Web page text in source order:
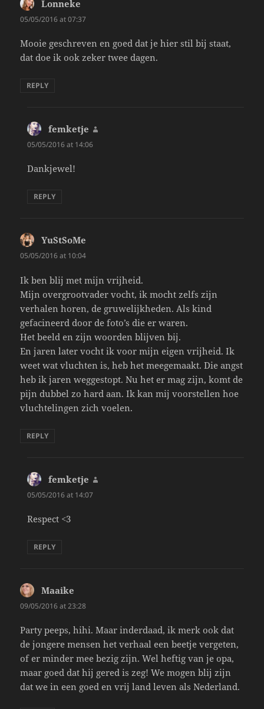
Lonneke
05/05/2016 at 07:37
Mooie geschreven en goed dat je hier stil bij staat,
dat doe ik ook zeker twee dagen.
REPLY
femketje
05/05/2016 at 14:06
Dankjewel!
REPLY
YuStSoMe
05/05/2016 at 10:04
Ik ben blij met mijn vrijheid.
Mijn overgrootvader vocht, ik mocht zelfs zijn
verhalen horen, de gruwelijkheden. Als kind
gefacineerd door de foto’s die er waren.
Het beeld en zijn woorden blijven bij.
En jaren later vocht ik voor mijn eigen vrijheid. Ik
weet wat vluchten is, heb het meegemaakt. Die angst
heb ik jaren weggestopt. Nu het er mag zijn, komt de
pijn dubbel zo hard aan. Ik kan mij voorstellen hoe
vluchtelingen zich voelen.
REPLY
femketje
05/05/2016 at 14:07
Respect <3
REPLY
Maaike
09/05/2016 at 23:28
Party peeps, hihi. Maar inderdaad, ik merk ook dat
de jongere mensen het verhaal een beetje vergeten,
of er minder mee bezig zijn. Wel heftig van je opa,
maar goed dat hij gered is zeg! We mogen blij zijn
dat we in een goed en vrij land leven als Nederland.